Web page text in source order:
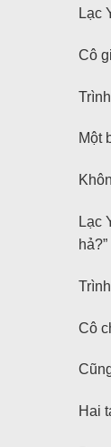
Lạc
Cô
Một
Lạc
hả?”
Cô
Hai